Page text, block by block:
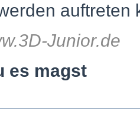
auftreten
Junior.de
es magst